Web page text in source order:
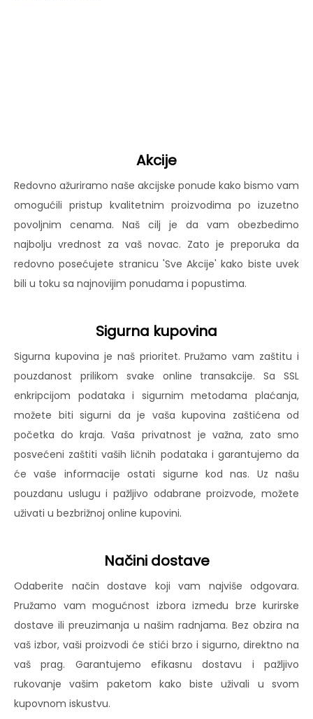
Akcije
Redovno ažuriramo naše akcijske ponude kako bismo vam
omogućili pristup kvalitetnim proizvodima po izuzetno
povoljnim cenama. Naš cilj je da vam obezbedimo
najbolju vrednost za vaš novac. Zato je preporuka da
redovno posećujete stranicu 'Sve Akcije' kako biste uvek
bili u toku sa najnovijim ponudama i popustima.
Sigurna kupovina
Sigurna kupovina je naš prioritet. Pružamo vam zaštitu i
pouzdanost prilikom svake online transakcije. Sa SSL
enkripcijom podataka i sigurnim metodama plaćanja,
možete biti sigurni da je vaša kupovina zaštićena od
početka do kraja. Vaša privatnost je važna, zato smo
posvećeni zaštiti vaših ličnih podataka i garantujemo da
će vaše informacije ostati sigurne kod nas. Uz našu
pouzdanu uslugu i pažljivo odabrane proizvode, možete
uživati u bezbrižnoj online kupovini.
Načini dostave
Odaberite način dostave koji vam najviše odgovara.
Pružamo vam mogućnost izbora između brze kurirske
dostave ili preuzimanja u našim radnjama. Bez obzira na
vaš izbor, vaši proizvodi će stići brzo i sigurno, direktno na
vaš prag. Garantujemo efikasnu dostavu i pažljivo
rukovanje vašim paketom kako biste uživali u svom
kupovnom iskustvu.